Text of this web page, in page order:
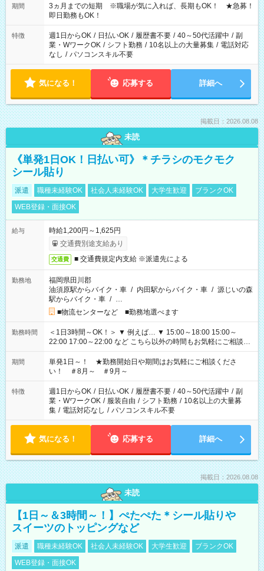
期間
3ヵ月までの短期 ※職場が気に入れば、長期もOK！ ★急募！
即日勤務もOK！
特徴 週1日からOK / 日払いOK / 履歴書不要 / 40～50代活躍中 / 副
業・WワークOK / シフト勤務 / 10名以上の大量募集 / 電話対応
なし / パソコンスキル不要
気になる！ 応募する 詳細へ
掲載日：2026.08.08
未読
《単発1日OK！日払い可》＊チラシのモクモク
シール貼り
派遣 職種未経験OK 社会人未経験OK 大学生歓迎
ブランクOK
WEB登録・面接OK
給与
時給1,200円～1,625円
交通費別途支給あり
交通費 ■ 交通費規定内支給 ※派遣先による
勤務地
福岡県田川郡
油須原駅からバイク・車 / 内田駅からバイク・車 / 源じいの森
駅からバイク・車 / …
■物流センターなど ■勤務地選べます
勤務時間
＜1日3時間～OK！＞ ▼ 例えば… ▼ 15:00～18:00 15:00～
22:00 17:00～22:00 など こちら以外の時間もお気軽にご相談く
ださい！
期間
単発1日～！ ★勤務開始日や期間はお気軽にご相談くださ
い！ ＃8月～ ＃9月～
特徴 週1日からOK / 日払いOK / 履歴書不要 / 40～50代活躍中 / 副
業・WワークOK / 服装自由 / シフト勤務 / 10名以上の大量募
集 / 電話対応なし / パソコンスキル不要
気になる！ 応募する 詳細へ
掲載日：2026.08.08
未読
【1日～＆3時間～！】ぺたぺた＊シール貼りや
スイーツのトッピングなど
派遣 職種未経験OK 社会人未経験OK 大学生歓迎
ブランクOK
WEB登録・面接OK